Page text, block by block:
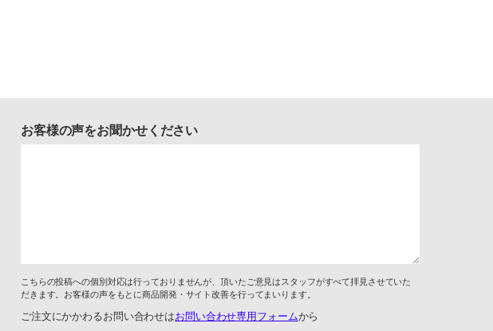
お客様の声をお聞かせください
こちらの投稿への個別対応は行っておりませんが、頂いたご意見はスタッフがすべて拝見させていた
だきます。お客様の声をもとに商品開発・サイト改善を行ってまいります。
ご注文にかかわるお問い合わせはお問い合わせ専用フォームから